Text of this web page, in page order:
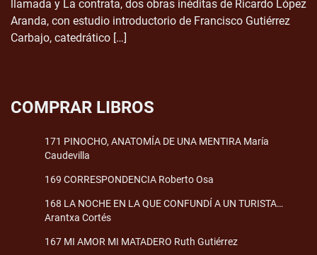
llamada y La contrata, dos obras inéditas de Ricardo López
Aranda, con estudio introductorio de Francisco Gutiérrez
Carbajo, catedrático […]
COMPRAR LIBROS
171 PINOCHO, ANATOMÍA DE UNA MENTIRA María
Caudevilla
169 CORRESPONDENCIA Roberto Osa
168 LA NOCHE EN LA QUE CONFUNDÍ A UN TURISTA…
Arantxa Cortés
167 MI AMOR MI MATADERO Ruth Gutiérrez